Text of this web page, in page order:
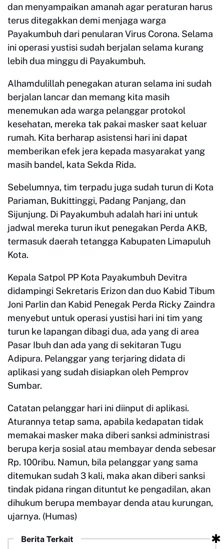
dan menyampaikan amanah agar peraturan harus
terus ditegakkan demi menjaga warga
Payakumbuh dari penularan Virus Corona. Selama
ini operasi yustisi sudah berjalan selama kurang
lebih dua minggu di Payakumbuh.
Alhamdulillah penegakan aturan selama ini sudah
berjalan lancar dan memang kita masih
menemukan ada warga pelanggar protokol
kesehatan, mereka tak pakai masker saat keluar
rumah. Kita berharap asistensi hari ini dapat
memberikan efek jera kepada masyarakat yang
masih bandel, kata Sekda Rida.
Sebelumnya, tim terpadu juga sudah turun di Kota
Pariaman, Bukittinggi, Padang Panjang, dan
Sijunjung. Di Payakumbuh adalah hari ini untuk
jadwal mereka turun ikut penegakan Perda AKB,
termasuk daerah tetangga Kabupaten Limapuluh
Kota.
Kepala Satpol PP Kota Payakumbuh Devitra
didampingi Sekretaris Erizon dan duo Kabid Tibum
Joni Parlin dan Kabid Penegak Perda Ricky Zaindra
menyebut untuk operasi yustisi hari ini tim yang
turun ke lapangan dibagi dua, ada yang di area
Pasar Ibuh dan ada yang di sekitaran Tugu
Adipura. Pelanggar yang terjaring didata di
aplikasi yang sudah disiapkan oleh Pemprov
Sumbar.
Catatan pelanggar hari ini diinput di aplikasi.
Aturannya tetap sama, apabila kedapatan tidak
memakai masker maka diberi sanksi administrasi
berupa kerja sosial atau membayar denda sebesar
Rp. 100ribu. Namun, bila pelanggar yang sama
ditemukan sudah 3 kali, maka akan diberi sanksi
tindak pidana ringan dituntut ke pengadilan, akan
dihukum berupa membayar denda atau kurungan,
ujarnya. (Humas)
Berita Terkait